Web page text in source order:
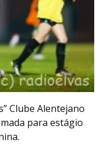
Clube Alentejano
para estágio